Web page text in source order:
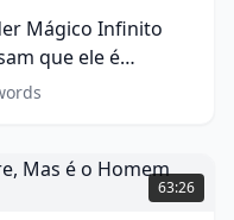
Mágico Infinito
que ele é
63:26